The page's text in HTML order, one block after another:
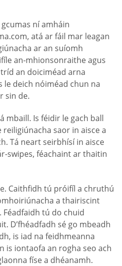
ní amháin
atá ar fáil mar leagan
ar an suíomh
an-mhionsonraithe agus
an doiciméad arna
le deich nóiméad chun na
sin de.
mbaill. Is féidir le gach ball
saor in aisce a
Tá neart seirbhísí in aisce
swipes, féachaint ar thaitin
Caithfidh tú próifíl a chruthú
a thairiscint
Féadfaidh tú do chuid
D’fhéadfadh sé go mbeadh
is iad na feidhmeanna
is iontaofa an rogha seo ach
físe a dhéanamh.